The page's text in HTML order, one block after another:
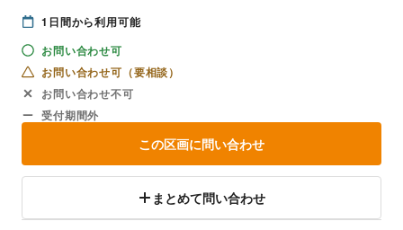
1 日間から利用可能
お問い合わせ可
お問い合わせ可（要相談）
お問い合わせ不可
受付期間外
この区画に問い合わせ
まとめて問い合わせ